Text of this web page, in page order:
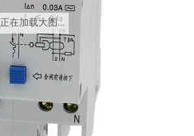
正在加载大图...